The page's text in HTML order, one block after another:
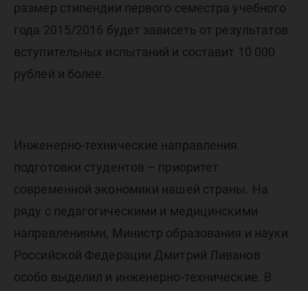
размер стипендии первого семестра учебного
года 2015/2016 будет зависеть от результатов
вступительных испытаний и составит 10 000
рублей и более.
Инженерно-технические направления
подготовки студентов – приоритет
современной экономики нашей страны. На
ряду с педагогическими и медицинскими
направлениями, Министр образования и науки
Российской Федерации Дмитрий Ливанов
особо выделил и инженерно-технические. В